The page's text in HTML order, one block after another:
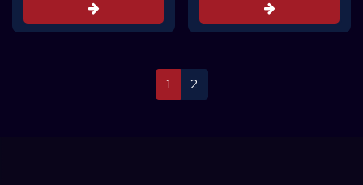
Tarjouspyyntö
1 2